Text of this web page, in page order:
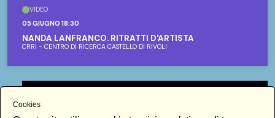
VIDEO
05 GIUGNO 18:30
NANDA LANFRANCO. RITRATTI D'ARTISTA
CRRI - CENTRO DI RICERCA CASTELLO DI RIVOLI
Cookies